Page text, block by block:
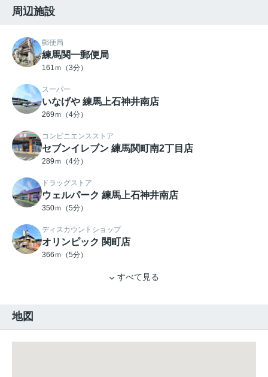
周辺施設
郵便局
練馬関一郵便局
161ｍ（3分）
スーパー
いなげや 練馬上石神井南店
269ｍ（4分）
コンビニエンスストア
セブンイレブン 練馬関町南2丁目店
289ｍ（4分）
ドラッグストア
ウェルパーク 練馬上石神井南店
350ｍ（5分）
ディスカウントショップ
オリンピック 関町店
366ｍ（5分）
すべて見る
地図